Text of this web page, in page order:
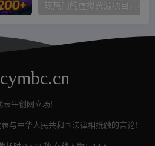
AI广告挂机掘金联盟项目，一台电脑稳定日入200+
表牛创网立场!
与中华人民共和国法律相抵触的言论!